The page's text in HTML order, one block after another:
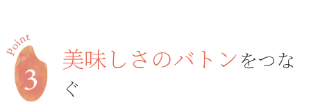
美味しさのバトンをつな
ぐ